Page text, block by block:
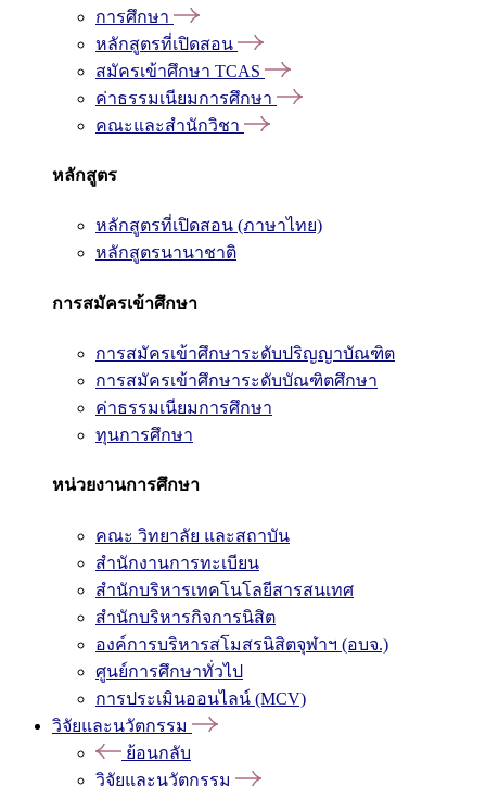
การศึกษา
หลักสูตรที่เปิดสอน
สมัครเข้าศึกษา TCAS
ค่าธรรมเนียมการศึกษา
คณะและสำนักวิชา
หลักสูตร
หลักสูตรที่เปิดสอน (ภาษาไทย)
หลักสูตรนานาชาติ
การสมัครเข้าศึกษา
การสมัครเข้าศึกษาระดับปริญญาบัณฑิต
การสมัครเข้าศึกษาระดับบัณฑิตศึกษา
ค่าธรรมเนียมการศึกษา
ทุนการศึกษา
หน่วยงานการศึกษา
คณะ วิทยาลัย และสถาบัน
สำนักงานการทะเบียน
สำนักบริหารเทคโนโลยีสารสนเทศ
สำนักบริหารกิจการนิสิต
องค์การบริหารสโมสรนิสิตจุฬาฯ (อบจ.)
ศูนย์การศึกษาทั่วไป
การประเมินออนไลน์ (MCV)
วิจัยและนวัตกรรม
ย้อนกลับ
วิจัยและนวัตกรรม